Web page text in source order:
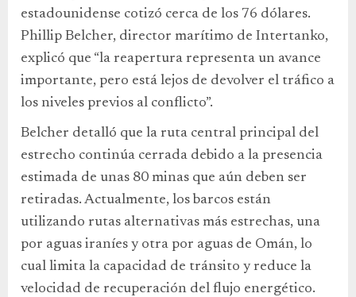
estadounidense cotizó cerca de los 76 dólares.
Phillip Belcher, director marítimo de Intertanko,
explicó que “la reapertura representa un avance
importante, pero está lejos de devolver el tráfico a
los niveles previos al conflicto”.
Belcher detalló que la ruta central principal del
estrecho continúa cerrada debido a la presencia
estimada de unas 80 minas que aún deben ser
retiradas. Actualmente, los barcos están
utilizando rutas alternativas más estrechas, una
por aguas iraníes y otra por aguas de Omán, lo
cual limita la capacidad de tránsito y reduce la
velocidad de recuperación del flujo energético.